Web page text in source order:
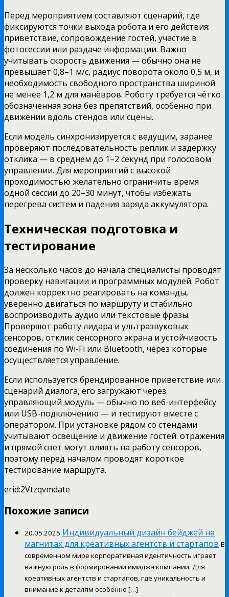
Перед мероприятием составляют сценарий, где
фиксируются точки выхода робота и его действия:
приветствие, сопровождение гостей, участие в
фотосессии или раздаче информации. Важно
учитывать скорость движения — обычно она не
превышает 0,8–1 м/с, радиус поворота около 0,5 м, и
необходимость свободного пространства шириной
не менее 1,2 м для манёвров. Роботу требуется чётко
обозначенная зона без препятствий, особенно при
движении вдоль стендов или сцены.
Если модель синхронизируется с ведущим, заранее
проверяют последовательность реплик и задержку
отклика — в среднем до 1–2 секунд при голосовом
управлении. Для мероприятий с высокой
проходимостью желательно ограничить время
одной сессии до 20–30 минут, чтобы избежать
перегрева систем и падения заряда аккумулятора.
Техническая подготовка и
тестирование
За несколько часов до начала специалисты проводят
проверку навигации и программных модулей. Робот
должен корректно реагировать на команды,
уверенно двигаться по маршруту и стабильно
воспроизводить аудио или текстовые фразы.
Проверяют работу лидара и ультразвуковых
сенсоров, отклик сенсорного экрана и устойчивость
соединения по Wi-Fi или Bluetooth, через которые
осуществляется управление.
Если используется брендированное приветствие или
сценарий диалога, его загружают через
управляющий модуль — обычно по веб-интерфейсу
или USB-подключению — и тестируют вместе с
оператором. При установке рядом со стендами
учитывают освещение и движение гостей: отражения
и прямой свет могут влиять на работу сенсоров,
поэтому перед началом проводят короткое
тестирование маршрута.
erid:2Vtzqvmdate
Похожие записи
20.05.2025 Индивидуальный дизайн бейджей на
магнитах для креативных агентств и стартапов В
современном мире корпоративная идентичность играет
важную роль в формировании имиджа компании. Для
креативных агентств и стартапов, где уникальность и
внимание к деталям особенно […]